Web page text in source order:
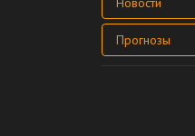
Прогнозы